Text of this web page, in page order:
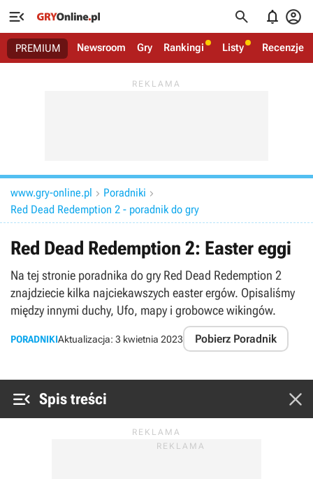
   
PREMIUM Newsroom Gry Rankingi Listy Recenzje
www.gry-online.pl  Poradniki 
Red Dead Redemption 2 - poradnik do gry
Red Dead Redemption 2: Easter eggi
Na tej stronie poradnika do gry Red Dead Redemption 2
znajdziecie kilka najciekawszych easter ergów. Opisaliśmy
między innymi duchy, Ufo, mapy i grobowce wikingów.
PORADNIKIAktualizacja: 3 kwietnia 2023 Pobierz Poradnik
 Spis treści 